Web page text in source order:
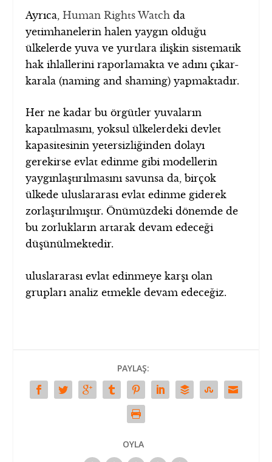
Ayrıca, Human Rights Watchda
yetimhanelerin halen yaygın olduğu
ülkelerde yuva ve yurtlara ilişkin sistematik
hak ihlallerini raporlamakta ve adını çıkar-
karala (naming and shaming) yapmaktadır.
Her ne kadar bu örgütler yuvaların
kapatılmasını, yoksul ülkelerdeki devlet
kapasitesinin yetersizliğinden dolayı
gerekirse evlat edinme gibi modellerin
yaygınlaştırılmasını savunsa da, birçok
ülkede uluslararası evlat edinme giderek
zorlaştırılmıştır. Önümüzdeki dönemde de
bu zorlukların artarak devam edeceği
düşünülmektedir.
uluslararası evlat edinmeye karşı olan
grupları analiz etmekle devam edeceğiz.
PAYLAŞ:
OYLA